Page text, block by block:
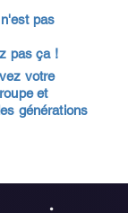
pas
pas ça !
votre
et
générations